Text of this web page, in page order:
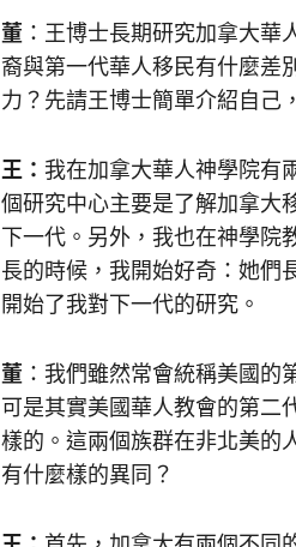
董 ：王博士長期研究加拿大
裔與第一代華人移民有什麼差
力？先請王博士簡單介紹自己
王： 我在加拿大華人神學院有
個研究中心主要是了解加拿大
下一代。另外，我也在神學院
長的時候，我開始好奇：她們
開始了我對下一代的研究。
董 ：我們雖然常會統稱美國的
可是其實美國華人教會的第二
樣的。這兩個族群在非北美的
有什麼樣的異同？